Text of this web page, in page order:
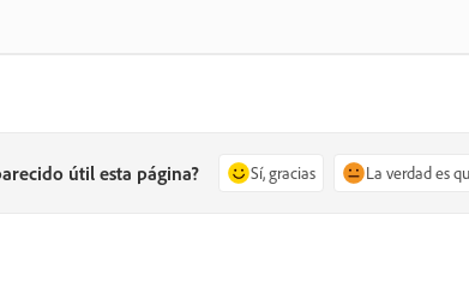
útil esta página? Sí, gracias La verdad es